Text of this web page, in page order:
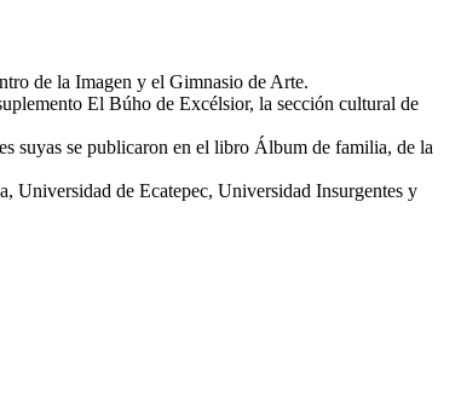
de la Imagen y el Gimnasio de Arte.
El Búho de Excélsior, la sección cultural de
suyas se publicaron en el libro Álbum de familia, de la
de Ecatepec, Universidad Insurgentes y